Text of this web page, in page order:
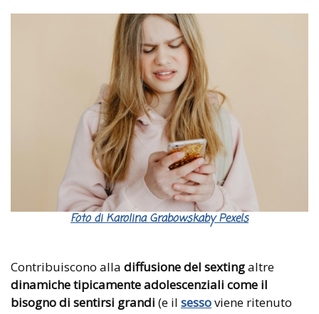
Foto di Karolina Grabowskaby Pexels
Contribuiscono alla diffusione del sextingaltre
dinamiche tipicamente adolescenziali come il
bisogno di sentirsi grandi (e il sessoviene ritenuto